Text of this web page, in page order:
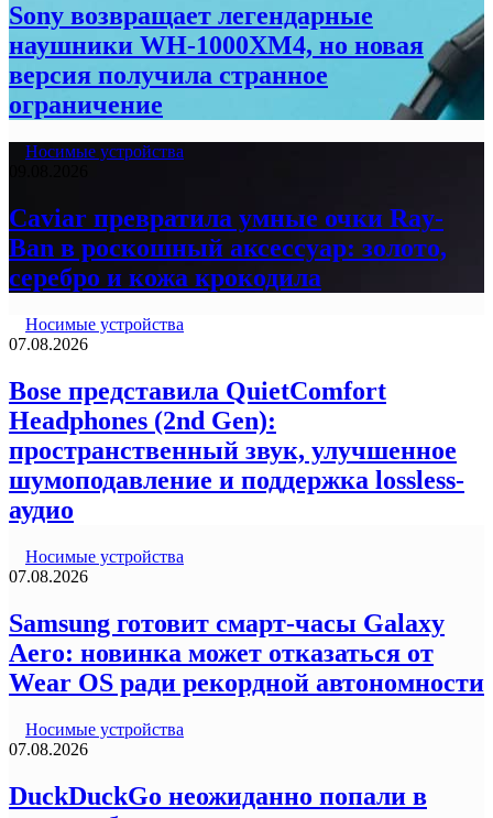
Sony возвращает легендарные
наушники WH-1000XM4, но новая
версия получила странное
ограничение
Носимые устройства
Caviar превратила умные очки Ray-
Ban в роскошный аксессуар: золото,
серебро и кожа крокодила
Носимые устройства
07.08.2026
Bose представила QuietComfort
Headphones (2nd Gen):
пространственный звук, улучшенное
шумоподавление и поддержка lossless-
аудио
Носимые устройства
07.08.2026
Samsung готовит смарт-часы Galaxy
Aero: новинка может отказаться от
Wear OS ради рекордной автономности
Носимые устройства
07.08.2026
DuckDuckGo неожиданно попали в